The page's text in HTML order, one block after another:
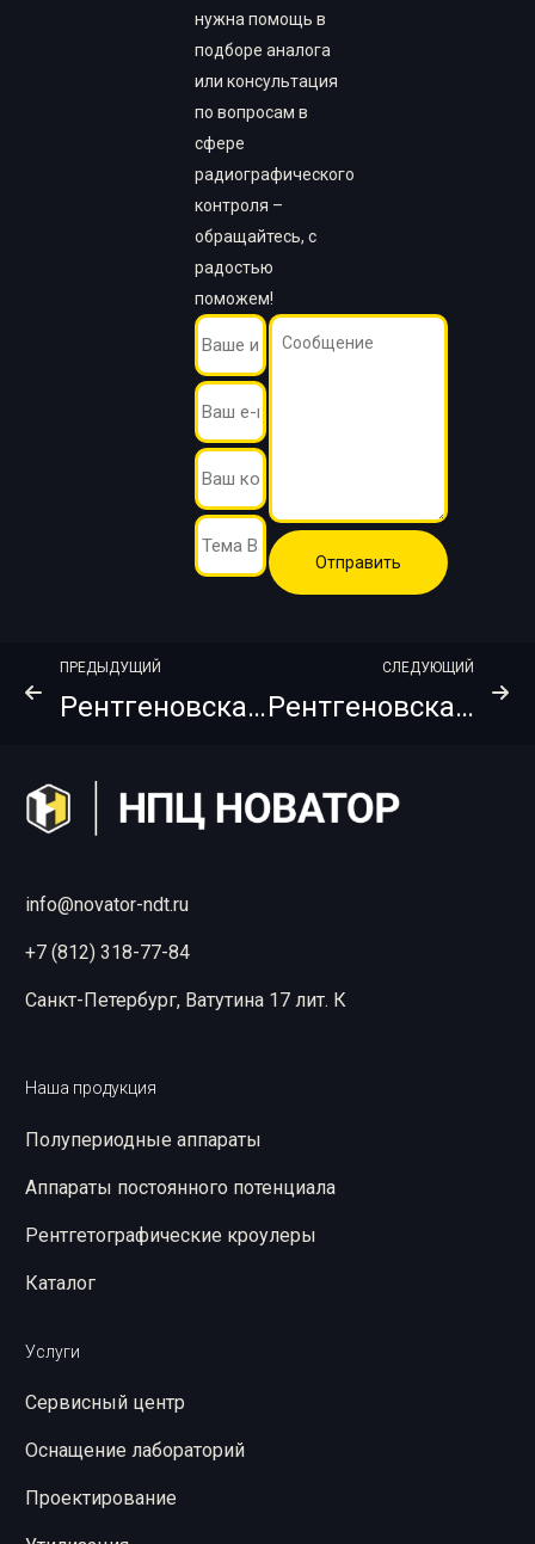
нужна помощь в
подборе аналога
или консультация
по вопросам в
сфере
радиографического
контроля –
обращайтесь, с
радостью
поможем!
ПРЕДЫДУЩИЙ
Рентгеновская пленка AGFA D4 Pb Vac 30х40
СЛЕДУЮЩИЙ
Рентгеновская пленка AGFA D7 Pb ETE 18х24
info@novator-ndt.ru
+7 (812) 318-77-84
Санкт-Петербург, Ватутина 17 лит. К
Наша продукция
Полупериодные аппараты
Аппараты постоянного потенциала
Рентгетографические кроулеры
Каталог
Услуги
Сервисный центр
Оснащение лабораторий
Проектирование